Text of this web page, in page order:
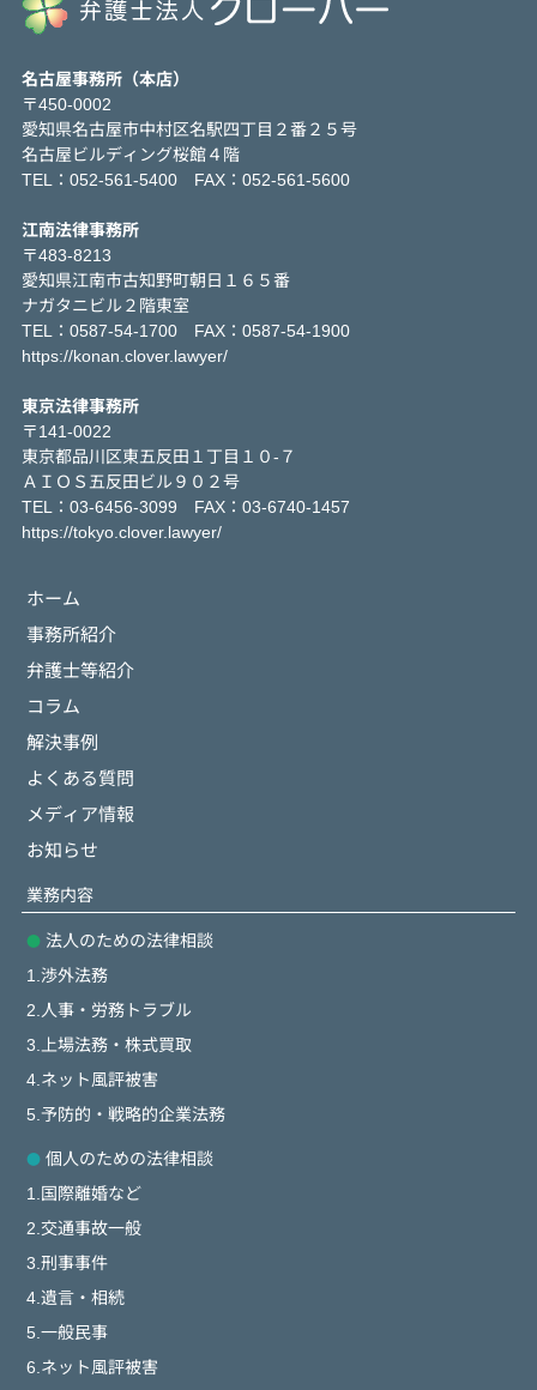
名古屋事務所（本店）
〒450-0002
愛知県名古屋市中村区名駅四丁目２番２５号
名古屋ビルディング桜館４階
TEL：052-561-5400 FAX：052-561-5600
江南法律事務所
〒483-8213
愛知県江南市古知野町朝日１６５番
ナガタニビル２階東室
TEL：0587-54-1700 FAX：0587-54-1900
https://konan.clover.lawyer/
東京法律事務所
〒141-0022
東京都品川区東五反田１丁目１０-７
ＡＩＯＳ五反田ビル９０２号
TEL：03-6456-3099 FAX：03-6740-1457
https://tokyo.clover.lawyer/
ホーム
事務所紹介
弁護士等紹介
コラム
解決事例
よくある質問
メディア情報
お知らせ
業務内容
法人のための法律相談
1.渉外法務
2.人事・労務トラブル
3.上場法務・株式買取
4.ネット風評被害
5.予防的・戦略的企業法務
個人のための法律相談
1.国際離婚など
2.交通事故一般
3.刑事事件
4.遺言・相続
5.一般民事
6.ネット風評被害